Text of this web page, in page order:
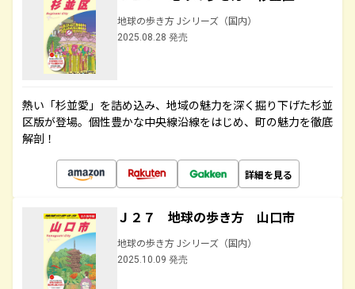
地球の歩き方 Jシリーズ（国内）
2025.08.28 発売
熱い「杉並愛」を詰め込み、地域の魅力を深く掘り下げた杉並
区版が登場。個性豊かな中央線沿線をはじめ、町の魅力を徹底
解剖！
詳細を見る
Ｊ２７ 地球の歩き方 山口市
地球の歩き方 Jシリーズ（国内）
2025.10.09 発売